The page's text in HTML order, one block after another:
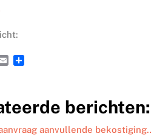
E
l
n
berichten:
aanvullende